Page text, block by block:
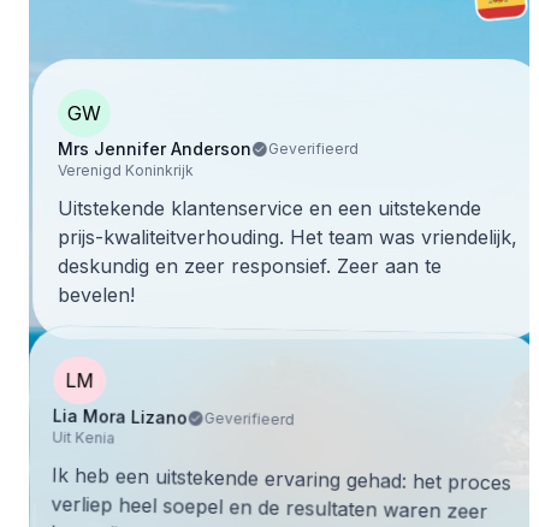
GW
Mrs Jennifer Anderson
Geverifieerd
Verenigd Koninkrijk
Uitstekende klantenservice en een uitstekende
prijs-kwaliteitverhouding. Het team was vriendelijk,
deskundig en zeer responsief. Zeer aan te
bevelen!
LM
Lia Mora Lizano Geverifieerd
Uit Kenia
Ik heb een uitstekende ervaring gehad: het proces
verliep heel soepel en de resultaten waren zeer
bevredigend. Ik raad ten zeerste aan om